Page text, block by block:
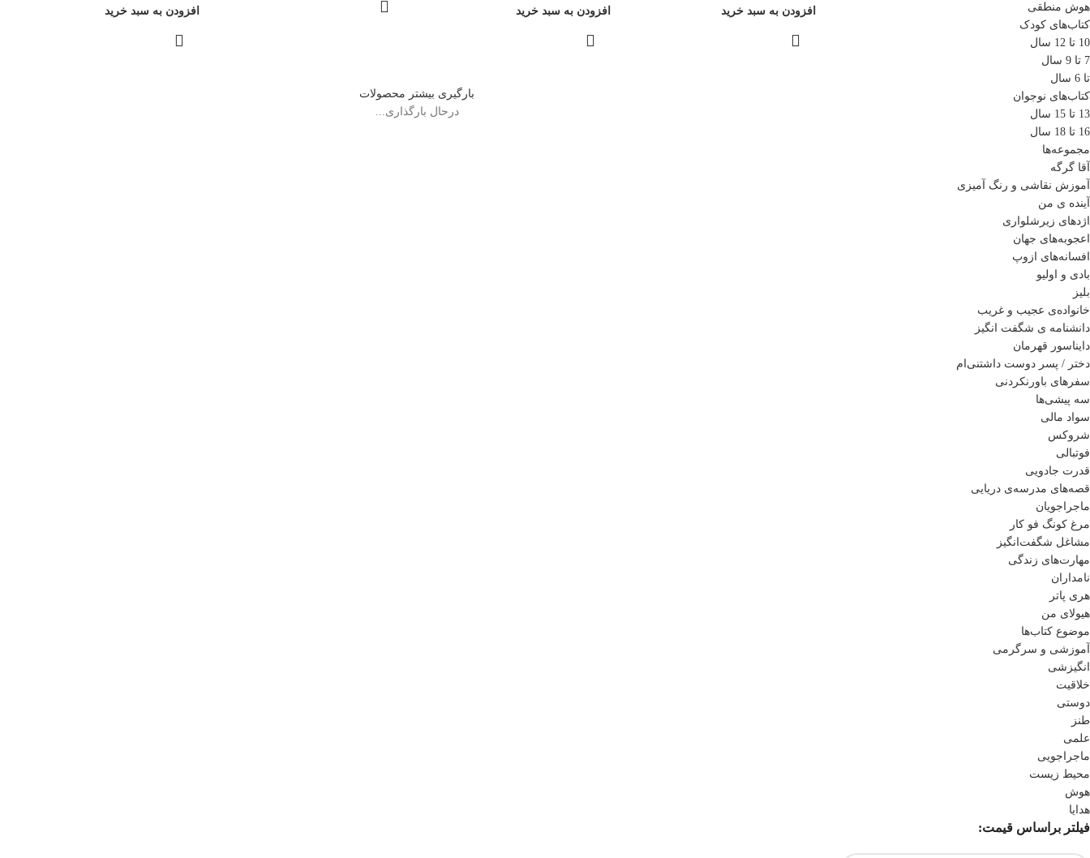
هوش منطقی
کتاب‌های کودک
10 تا 12 سال
7 تا 9 سال
تا 6 سال
کتاب‌های نوجوان
13 تا 15 سال
16 تا 18 سال
مجموعه‌ها
آقا گرگه
آموزش نقاشی و رنگ آمیزی
آینده ی من
اژدهای زیرشلواری
اعجوبه‌های جهان
افسانه‌های ازوپ
بادی و اولیو
بلیز
خانواده‌ی عجیب و غریب
دانشنامه ی شگفت انگیز
دایناسور قهرمان
دختر / پسر دوست داشتنی‌ام
سفرهای باورنکردنی
سه پیشی‌ها
سواد مالی
شروکس
فوتبالی
قدرت جادویی
قصه‌های مدرسه‌ی دریایی
ماجراجویان
مرغ کونگ فو کار
مشاغل شگفت‌انگیز
مهارت‌های زندگی
نامداران
هری پاتر
هیولای من
موضوع کتاب‌ها
آموزشی و سرگرمی
انگیزشی
خلاقیت
دوستی
طنز
علمی
ماجراجویی
محیط زیست
هوش
هدایا
فیلتر براساس قیمت:
افزودن به سبد خرید افزودن به سبد خرید افزودن به سبد خرید
بارگیری بیشتر محصولات
درحال بارگذاری...